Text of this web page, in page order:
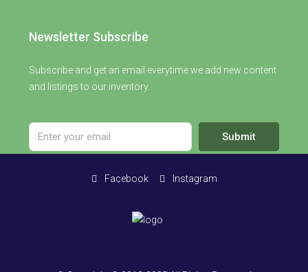
Newsletter Subscribe
Subscribe and get an email everytime we add new content
and listings to our inventory.
Submit
Facebook Instagram